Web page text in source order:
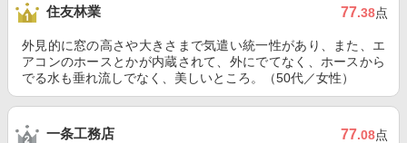
住友林業 77.38点
外見的に窓の高さや大きさまで気遣い統一性があり、また、エ
アコンのホースとかが内蔵されて、外にでてなく、ホースから
でる水も垂れ流しでなく、美しいところ。（50代／女性）
一条工務店 77.08点